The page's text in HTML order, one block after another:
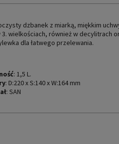
dzbanek z miarką, miękkim
3. wielkościach, również w decylitrach
dla łatwego przelewania.
: 1,5 L.
: D:220 x S:140 x W:164 mm
: SAN